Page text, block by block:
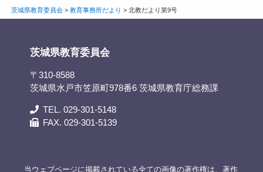
茨城県教育委員会> 教育事務所だより > 北教だより第9号
茨城県教育委員会
〒310-8588
茨城県水戸市笠原町978番6 茨城県教育庁総務課
TEL. 029-301-5148
FAX. 029-301-5139
当ウェブページに掲載されている全ての画像の著作権は、著作